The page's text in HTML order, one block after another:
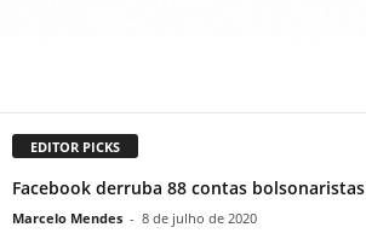
EDITOR PICKS
Facebook derruba 88 contas bolsonaristas
Marcelo Mendes - 8 de julho de 2020